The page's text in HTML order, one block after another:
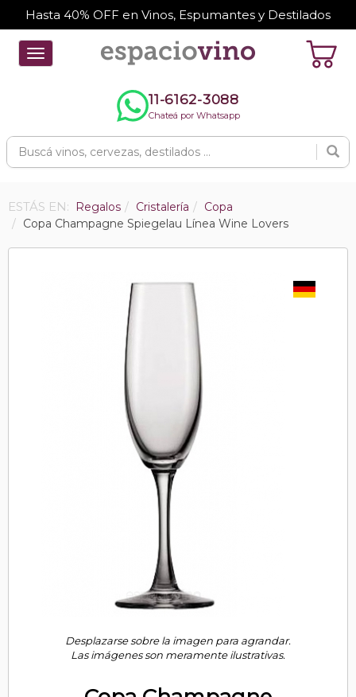
Hasta 40% OFF en Vinos, Espumantes y Destilados
Toggle
navigation
11-6162-3088
Chateá por Whatsapp
ESTÁS EN: Regalos Cristalería
Copa
Copa Champagne Spiegelau Línea Wine Lovers
Desplazarse sobre la imagen para agrandar.
Las imágenes son meramente ilustrativas.